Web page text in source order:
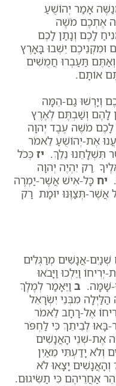
אָמַר יְהוֹשֻׁעַ
אֶתְכֶם מֹשֶׁה
לָכֶם וְנָתַן לָכֶם
וּמִקְנֵיכֶם יֵשְׁבוּ בָּאָרֶץ
תַּעַבְרוּ חֲמֻשִׁים
אוֹתָם.
וְיָרְשׁוּ גַם-הֵמָּה
לָהֶם וְשַׁבְתֶּם לְאֶרֶץ
מֹשֶׁה עֶבֶד יְהוָה
אֶת-יְהוֹשֻׁעַ לֵאמֹר
תִּשְׁלָחֵנוּ נֵלֵךְ. יז כְּכֹל
רַק יִהְיֶה יְהוָה
יח כָּל-אִישׁ אֲשֶׁר-יַמְרֶה
אֲשֶׁר-תְּצַוֶּנּוּ יוּמָת רַק
שְׁנַיִם-אֲנָשִׁים מְרַגְּלִים
וַיֵּלְכוּ וַיָּבֹאוּ
שָׁמָּה. ב וַיֵּאָמַר לְמֶלֶךְ
מִבְּנֵי יִשְׂרָאֵל
אֶל-רָחָב לֵאמֹר
בָּאוּ לְבֵיתֵךְ כִּי לַחְפֹּר
אֶת-שְׁנֵי הָאֲנָשִׁים
וְלֹא יָדַעְתִּי מֵאַיִן
יָצָאוּ לֹא
אַחֲרֵיהֶם כִּי תַשִּׂיגוּם.